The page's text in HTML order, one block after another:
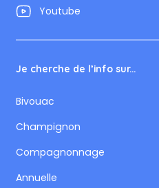
Youtube
Je cherche de l’info sur...
Bivouac
Champignon
Compagnonnage
Annuelle